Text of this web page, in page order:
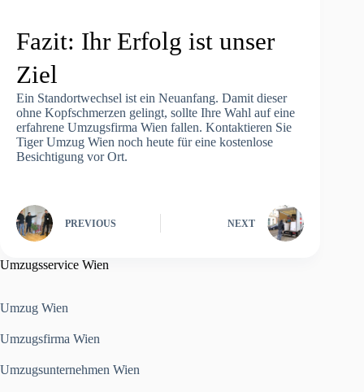
Fazit: Ihr Erfolg ist unser
Ziel
Ein Standortwechsel ist ein Neuanfang. Damit dieser
ohne Kopfschmerzen gelingt, sollte Ihre Wahl auf eine
erfahrene Umzugsfirma Wien fallen. Kontaktieren Sie
Tiger Umzug Wien noch heute für eine kostenlose
Besichtigung vor Ort.
PREVIOUS NEXT
Umzugsservice Wien
Umzug Wien
Umzugsfirma Wien
Umzugsunternehmen Wien